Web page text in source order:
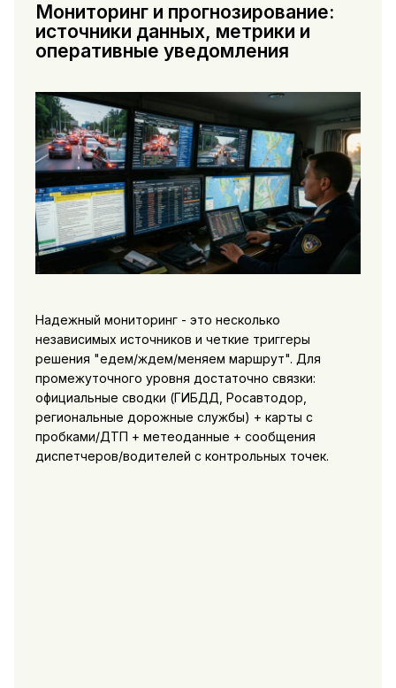
Мониторинг и прогнозирование:
источники данных, метрики и
оперативные уведомления
Надежный мониторинг - это несколько
независимых источников и четкие триггеры
решения "едем/ждем/меняем маршрут". Для
промежуточного уровня достаточно связки:
официальные сводки (ГИБДД, Росавтодор,
региональные дорожные службы) + карты с
пробками/ДТП + метеоданные + сообщения
диспетчеров/водителей с контрольных точек.